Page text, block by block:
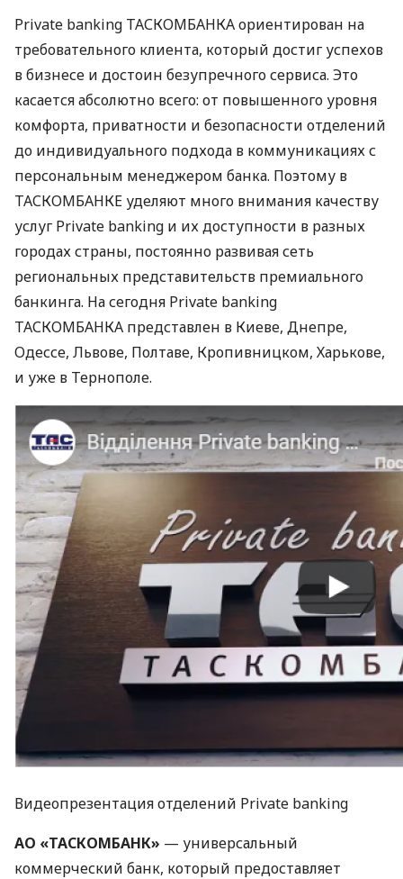
Private banking ТАСКОМБАНКАориентирован на
требовательного клиента, который достиг успехов
в бизнесе и достоин безупречного сервиса. Это
касается абсолютно всего: от повышенного уровня
комфорта, приватности и безопасности отделений
до индивидуального подхода в коммуникациях с
персональным менеджером банка. Поэтому в
ТАСКОМБАНКЕ уделяют много внимания качеству
услуг Private banking и их доступности в разных
городах страны, постоянно развивая сеть
региональных представительств премиального
банкинга. На сегодня Private banking
ТАСКОМБАНКА представлен в Киеве, Днепре,
Одессе, Львове, Полтаве, Кропивницком, Харькове,
и уже в Тернополе.
Видеопрезентация отделений Private banking
АО «ТАСКОМБАНК» — универсальный
коммерческий банк, который предоставляет